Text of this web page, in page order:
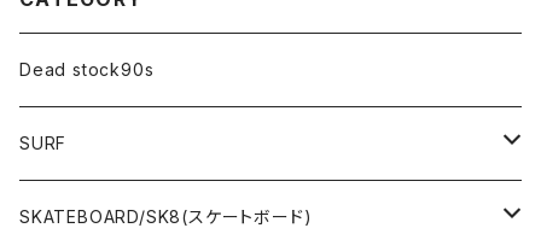
Dead stock90s
SURF
WetSuits(ウェットスーツ )
SKATEBOARD/SK8(スケートボード)